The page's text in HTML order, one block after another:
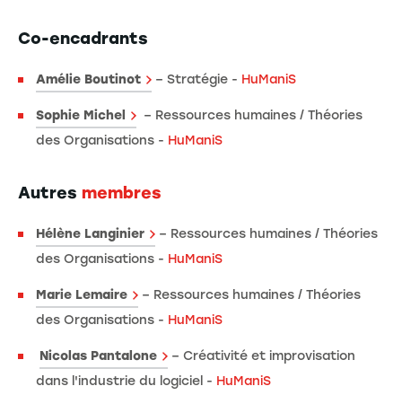
Co-encadrants
Amélie Boutinot – Stratégie - HuManiS
Sophie Michel
– Ressources humaines / Théories
des Organisations - HuManiS
Autres membres
Hélène Langinier
– Ressources humaines / Théories
des Organisations - HuManiS
Marie Lemaire
– Ressources humaines / Théories
des Organisations - HuManiS
Nicolas Pantalone
– Créativité et improvisation
dans l'industrie du logiciel - HuManiS